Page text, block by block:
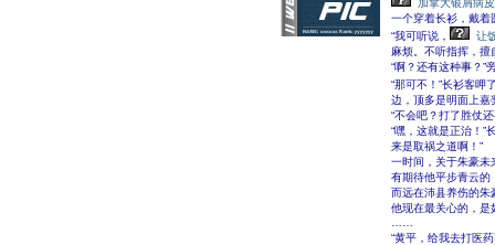
加拿大银屑病
一个穿着长衫，戴着
“我可听说，
让
麻烦。不听指挥，擅
“啊？还有这种事？”
“那可不！”长衫客呷
边，顶多是明面上嘉
“不会吧？打了胜仗
“嘿，这就是正治！”
来是取祸之道啊！”
一时间，关于朱豪未
有期待他平步青云的
而远在沛县养伤的朱
他现在最关心的，是
“黄平，给我去打医